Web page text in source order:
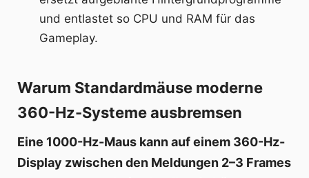
und entlastet so CPU und RAM für das
Gameplay.
Warum Standardmäuse moderne
360-Hz-Systeme ausbremsen
Eine 1000-Hz-Maus kann auf einem 360-Hz-
Display zwischen den Meldungen 2–3 Frames